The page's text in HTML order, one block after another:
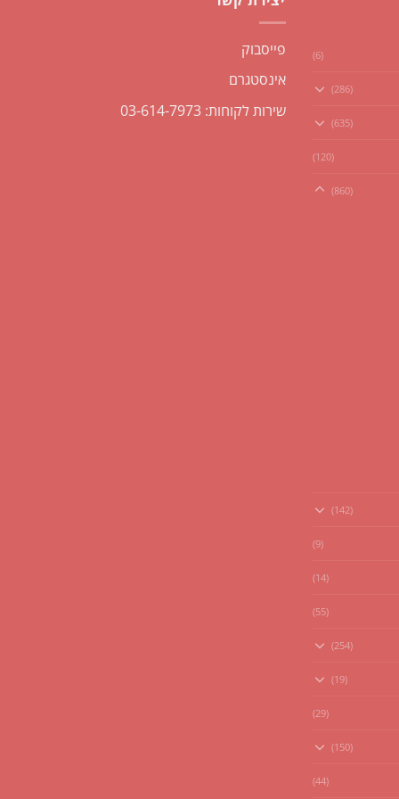
(6)
(286)
(635)
(120)
(860)
(142)
(9)
(14)
(55)
(254)
(19)
(29)
(150)
(44)
פייסבוק
אינסטגרם
שירות לקוחות: 03-614-7973